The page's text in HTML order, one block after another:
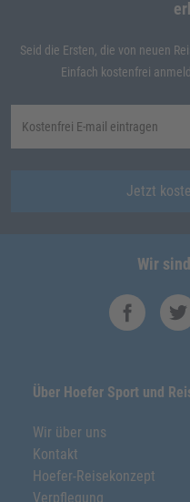
Seid die Ersten, die von neuen
Einfach kostenfrei
Jetzt
Wir
Über Hoefer Sport und
Wir über uns
Kontakt
Hoefer-Reisekonzept
Verpflegung